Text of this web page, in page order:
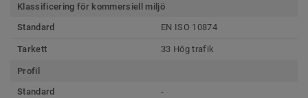
Klassificering för kommersiell miljö
Standard
EN ISO 10874
Tarkett 33 Hög trafik
Profil
Standard
-